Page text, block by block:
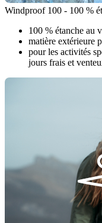
Windproof 100 - 100 %
100 % étanche au
matière extérieure
pour les activités
jours frais et